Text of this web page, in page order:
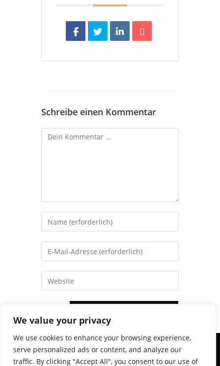
We value your privacy
We use cookies to enhance your browsing experience,
serve personalized ads or content, and analyze our
traffic. By clicking "Accept All", you consent to our use of
Schreibe einen Kommentar
© 2026. BSC Oberhausen, Fußballförderverein Schwarz-Weiß.
Alle Rechte vorbehalten | Konzipiert und erstellt vonEchtlerWeb